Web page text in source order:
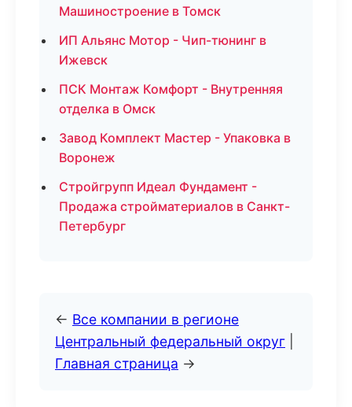
Машиностроение в Томск
ИП Альянс Мотор - Чип-тюнинг в
Ижевск
ПСК Монтаж Комфорт - Внутренняя
отделка в Омск
Завод Комплект Мастер - Упаковка в
Воронеж
Стройгрупп Идеал Фундамент -
Продажа стройматериалов в Санкт-
Петербург
← Все компании в регионе
Центральный федеральный округ
Главная страница →